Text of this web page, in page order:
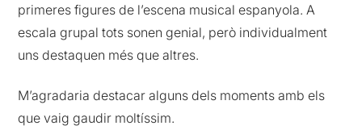
primeres figures de l’escena musical espanyola. A
escala grupal tots sonen genial, però individualment
uns destaquen més que altres.
M’agradaria destacar alguns dels moments amb els
que vaig gaudir moltíssim.